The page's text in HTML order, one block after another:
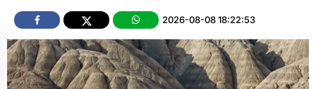
2026-08-08 18:22:53